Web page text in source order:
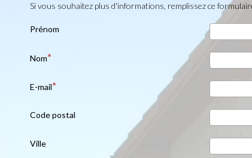
Si vous souhaitez plus d'informations, remplissez ce
Prénom
Nom
E-mail
Code postal
Ville